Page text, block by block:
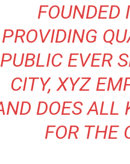
FOUNDED
PROVIDING
PUBLIC EVER
CITY, XYZ
DOES ALL
FOR THE